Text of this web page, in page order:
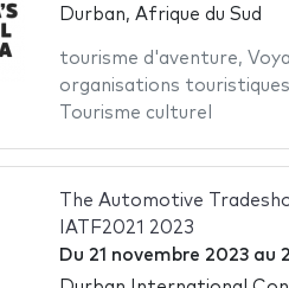
Durban, Afrique du Sud
tourisme d'aventure,
organisations touristiques
Tourisme culturel
The Automotive
IATF2021 2023
Du 21 novembre 2023au